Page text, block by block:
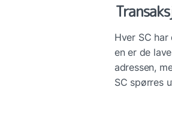
Hver SC
en er de
adressen,
SC spørres